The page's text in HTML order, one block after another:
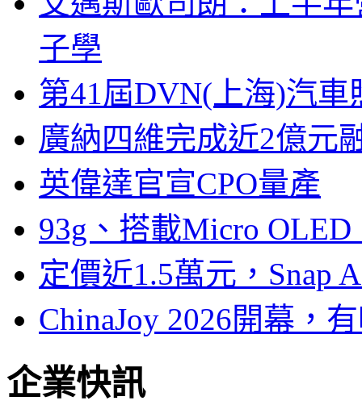
子學
第41屆DVN(上海)汽
廣納四維完成近2億元
英偉達官宣CPO量產
93g、搭載Micro
定價近1.5萬元，Snap
ChinaJoy 2026開幕，
企業快訊